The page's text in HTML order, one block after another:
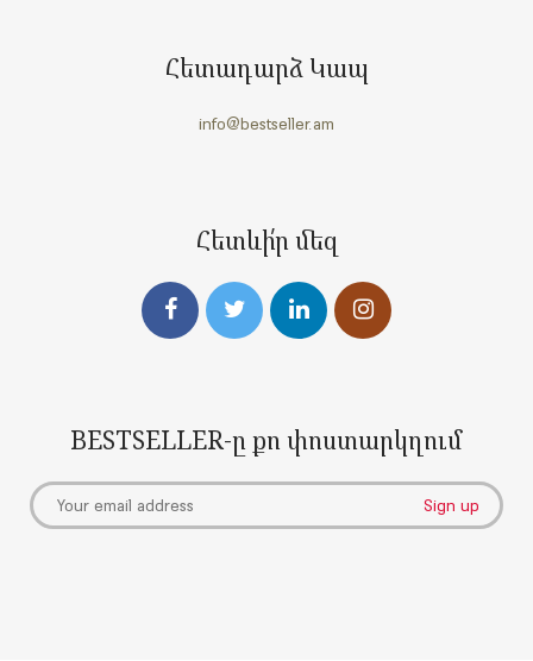
Հետադարձ Կապ
info@bestseller.am
Հետևի՛ր մեզ
BESTSELLER-ը քո փոստարկղում